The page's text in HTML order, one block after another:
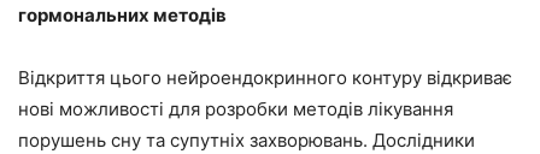
гормональних методів
Відкриття цього нейроендокринного контуру відкриває
нові можливості для розробки методів лікування
порушень сну та супутніх захворювань. Дослідники